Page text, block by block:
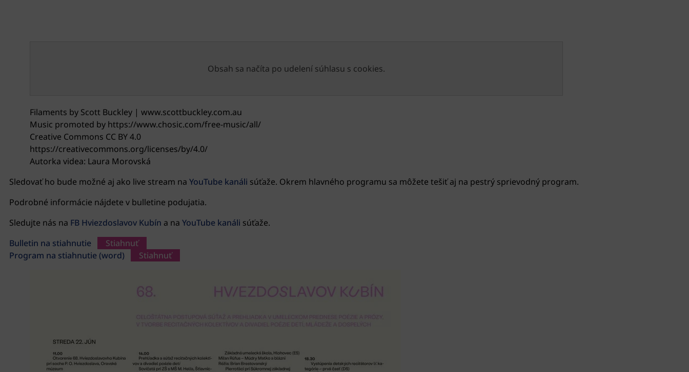
Obsah sa načíta po udelení súhlasu s cookies.
Filaments by Scott Buckley | www.scottbuckley.com.au
Music promoted by https://www.chosic.com/free-music/all/
Creative Commons CC BY 4.0
https://creativecommons.org/licenses/by/4.0/
Autorka videa: Laura Morovská
Sledovať ho bude možné aj ako live stream na YouTube kanáli súťaže. Okrem hlavného programu sa môžete tešiť aj na pestrý sprievodný program.
Podrobné informácie nájdete v bulletine podujatia.
Sledujte nás na FB Hviezdoslavov Kubín a na YouTube kanáli súťaže.
Bulletin na stiahnutie
Stiahnuť
Program na stiahnutie (word)
Stiahnuť